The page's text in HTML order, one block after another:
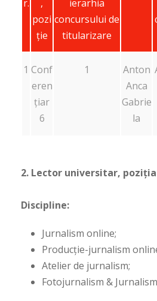
r.
,
pozi
ție
ierarhia
concursului de
titularizare
1 Conf
eren
țiar
6
1
Anton
Anca
Gabrie
la
2. Lector universitar, poziția
Discipline:
Jurnalism online;
Producție-jurnalism
Atelier de jurnalism;
Fotojurnalism &